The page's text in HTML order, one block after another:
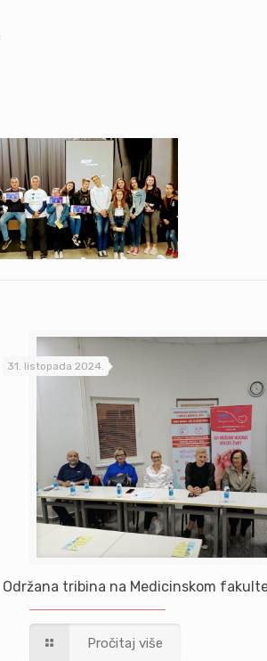
31. listopada 2024.
Održana tribina na Medicinskom
Pročitaj više